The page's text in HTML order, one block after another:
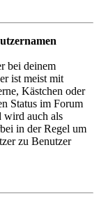
bei deinem
ist meist mit
Kästchen oder
Status im Forum
wird auch als
in der Regel um
zu Benutzer